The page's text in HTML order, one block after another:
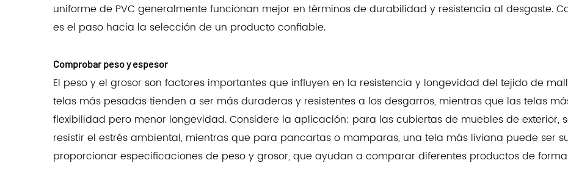
uniforme de PVC generalmente funcionan mejor en términos de durabilidad y resistencia al desgaste.
es el paso hacia la selección de un producto confiable.
Comprobar peso y espesor
El peso y el grosor son factores importantes que influyen en la resistencia y longevidad del tejido de
telas más pesadas tienden a ser más duraderas y resistentes a los desgarros, mientras que las telas
flexibilidad pero menor longevidad. Considere la aplicación: para las cubiertas de muebles de exterior,
resistir el estrés ambiental, mientras que para pancartas o mamparas, una tela más liviana puede ser
proporcionar especificaciones de peso y grosor, que ayudan a comparar diferentes productos de